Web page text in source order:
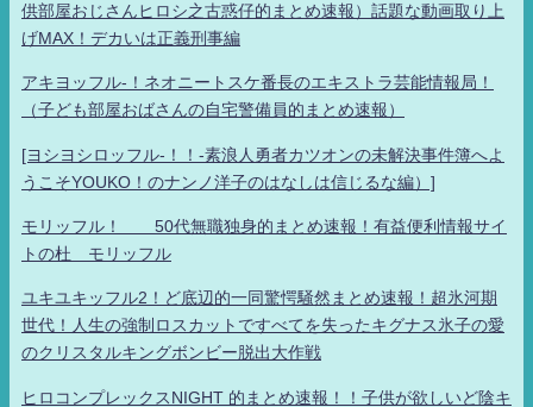
供部屋おじさんヒロシ之古惑仔的まとめ速報）話題な動画取り上
げMAX！デカいは正義刑事編
アキヨッフル-！ネオニートスケ番長のエキストラ芸能情報局！
（子ども部屋おばさんの自宅警備員的まとめ速報）
[ヨシヨシロッフル-！！-素浪人勇者カツオンの未解決事件簿へよ
うこそYOUKO！のナンノ洋子のはなしは信じるな編）]
モリッフル！ 50代無職独身的まとめ速報！有益便利情報サイ
トの杜 モリッフル
ユキユキッフル2！ど底辺的一同驚愕騒然まとめ速報！超氷河期
世代！人生の強制ロスカットですべてを失ったキグナス氷子の愛
のクリスタルキングボンビー脱出大作戦
ヒロコンプレックスNIGHT 的まとめ速報！！子供が欲しいど陰キ